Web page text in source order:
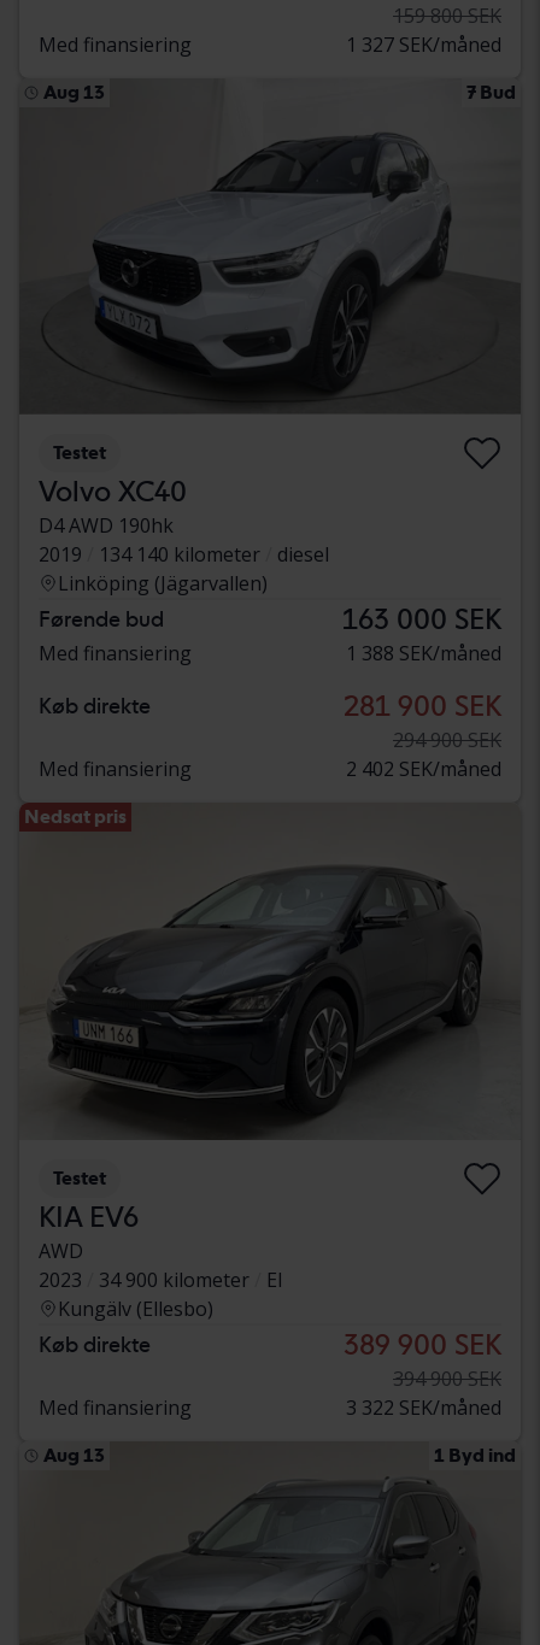
159 800 SEK
Med finansiering
1 327 SEK/måned
Aug 13 7 Bud
Testet
Volvo XC40
D4 AWD 190hk
2019
134 140 kilometer
diesel
Linköping (Jägarvallen)
Førende bud 163 000 SEK
Med finansiering 1 388 SEK/måned
Køb direkte 281 900 SEK
294 900 SEK
Med finansiering
2 402 SEK/måned
Nedsat pris
Testet
KIA EV6
AWD
2023
34 900 kilometer
El
Kungälv (Ellesbo)
Køb direkte 389 900 SEK
394 900 SEK
Med finansiering
3 322 SEK/måned
Aug 13 1 Byd ind